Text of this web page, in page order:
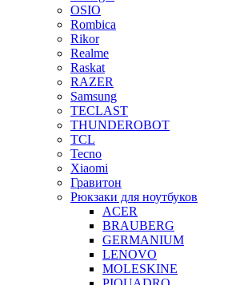
OSIO
Rombica
Rikor
Realme
Raskat
RAZER
Samsung
TECLAST
THUNDEROBOT
TCL
Tecno
Xiaomi
Гравитон
Рюкзаки для ноутбуков
ACER
BRAUBERG
GERMANIUM
LENOVO
MOLESKINE